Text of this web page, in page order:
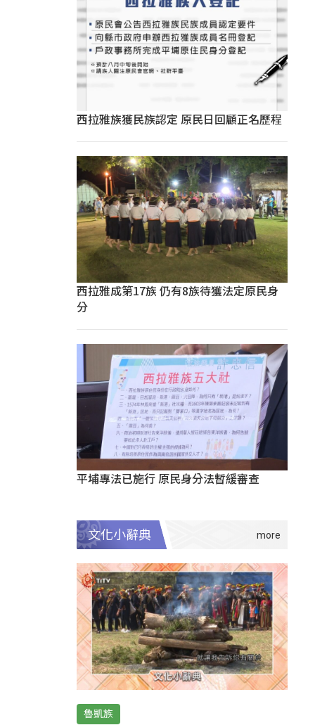
西拉雅族獲民族認定 原民日回顧正名歷程
西拉雅成第17族 仍有8族待獲法定原民身
分
平埔專法已施行 原民身分法暫緩審查
文化小辭典
魯凱族